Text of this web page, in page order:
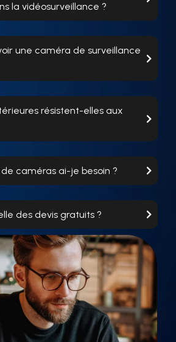
la vidéosurveillance ?
une caméra de surveillance
résistent-elles aux
caméras ai-je besoin ?
des devis gratuits ?